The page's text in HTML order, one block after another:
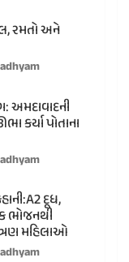
રમતો અને
અમદાવાદની
કર્યા પોતાના
દૂધ,
ભોજનથી
મહિલાઓ